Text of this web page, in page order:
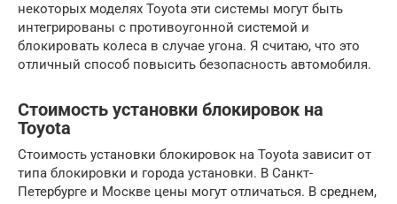
некоторых моделях Toyota эти системы могут быть
интегрированы с противоугонной системой и
блокировать колеса в случае угона. Я считаю, что это
отличный способ повысить безопасность автомобиля.
Стоимость установки блокировок на
Toyota
Стоимость установки блокировок на Toyota зависит от
типа блокировки и города установки. В Санкт-
Петербурге и Москве цены могут отличаться. В среднем,